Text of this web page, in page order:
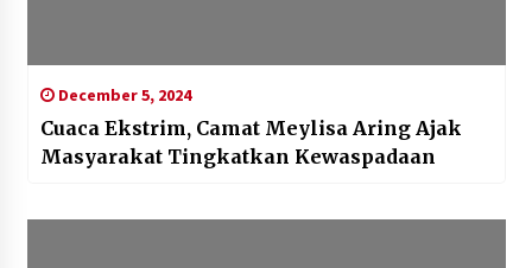
December 5, 2024
Cuaca Ekstrim, Camat Meylisa Aring Ajak
Masyarakat Tingkatkan Kewaspadaan